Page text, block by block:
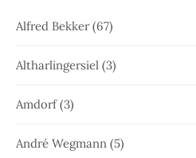
Alfred Bekker(67)
Altharlingersiel (3)
Amdorf(3)
André Wegmann (5)